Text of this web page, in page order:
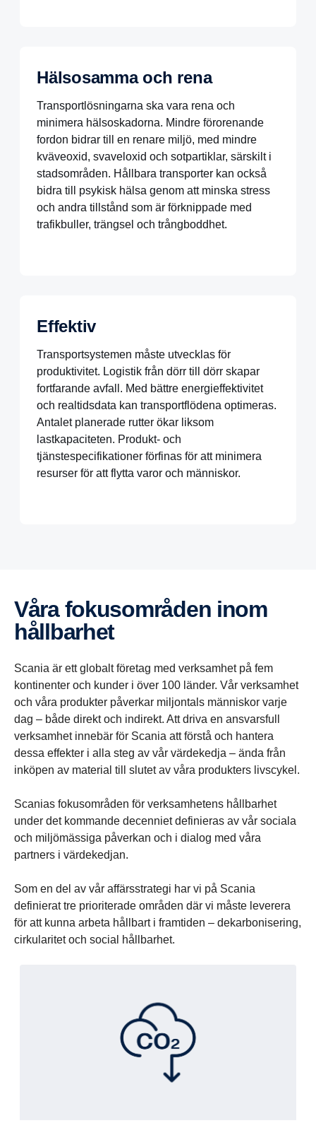
Hälsosamma och rena
Transportlösningarna ska vara rena och
minimera hälsoskadorna. Mindre förorenande
fordon bidrar till en renare miljö, med mindre
kväveoxid, svaveloxid och sotpartiklar, särskilt i
stadsområden. Hållbara transporter kan också
bidra till psykisk hälsa genom att minska stress
och andra tillstånd som är förknippade med
trafikbuller, trängsel och trångboddhet.
Effektiv
Transportsystemen måste utvecklas för
produktivitet. Logistik från dörr till dörr skapar
fortfarande avfall. Med bättre energieffektivitet
och realtidsdata kan transportflödena optimeras.
Antalet planerade rutter ökar liksom
lastkapaciteten. Produkt- och
tjänstespecifikationer förfinas för att minimera
resurser för att flytta varor och människor.
Våra fokus­om­råden inom
hållbarhet
Scania är ett globalt företag med verksamhet på fem
kontinenter och kunder i över 100 länder. Vår verksamhet
och våra produkter påverkar miljontals människor varje
dag – både direkt och indirekt. Att driva en ansvarsfull
verksamhet innebär för Scania att förstå och hantera
dessa effekter i alla steg av vår värdekedja – ända från
inköpen av material till slutet av våra produkters livscykel.
Scanias fokusområden för verksamhetens hållbarhet
under det kommande decenniet definieras av vår sociala
och miljömässiga påverkan och i dialog med våra
partners i värdekedjan.
Som en del av vår affärsstrategi har vi på Scania
definierat tre prioriterade områden där vi måste leverera
för att kunna arbeta hållbart i framtiden – dekarbonisering,
cirkularitet och social hållbarhet.